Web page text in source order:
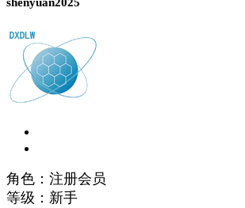
角色：注册会员
等级：新手